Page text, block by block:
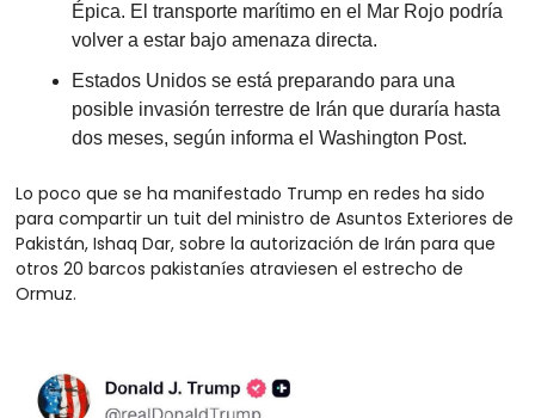
Épica. El transporte marítimo en el Mar Rojo podría
volver a estar bajo amenaza directa.
Estados Unidos se está preparando para una
posible invasión terrestre de Irán que duraría hasta
dos meses, según informa el Washington Post.
Lo poco que se ha manifestado Trump en redes ha sido
para compartir un tuit del ministro de Asuntos Exteriores de
Pakistán, Ishaq Dar, sobre la autorización de Irán para que
otros 20 barcos pakistaníes atraviesen el estrecho de
Ormuz.